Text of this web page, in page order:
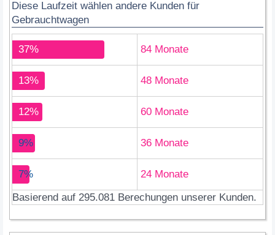
Diese Laufzeit wählen andere Kunden für
Gebrauchtwagen
37% 84 Monate
13% 48 Monate
12% 60 Monate
9% 36 Monate
7%
24 Monate
Basierend auf 295.081 Berechungen unserer Kunden.